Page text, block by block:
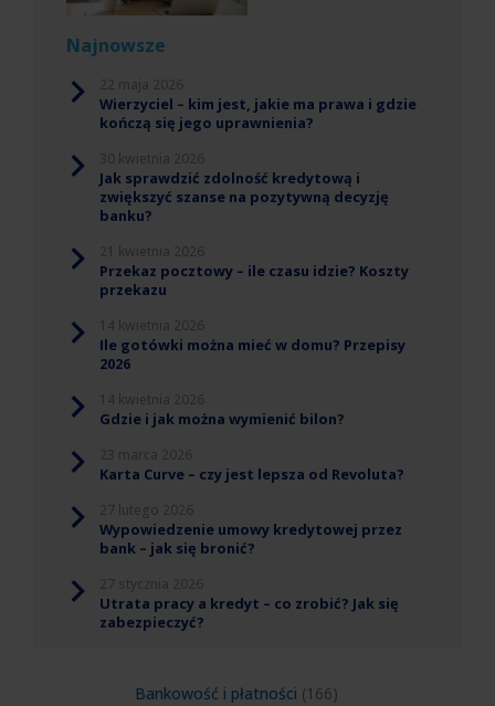
Najnowsze
Wierzyciel – kim jest, jakie ma prawa i gdzie
kończą się jego uprawnienia?
Jak sprawdzić zdolność kredytową i
zwiększyć szanse na pozytywną decyzję
banku?
Przekaz pocztowy – ile czasu idzie? Koszty
przekazu
Ile gotówki można mieć w domu? Przepisy
2026
Gdzie i jak można wymienić bilon?
Karta Curve – czy jest lepsza od Revoluta?
Wypowiedzenie umowy kredytowej przez
bank – jak się bronić?
Utrata pracy a kredyt – co zrobić? Jak się
zabezpieczyć?
Bankowość i płatności (166)